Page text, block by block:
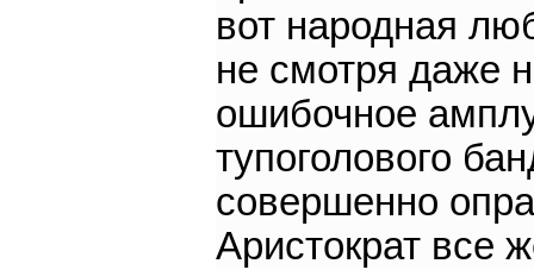
вот народная
не смотря даже
ошибочное
тупоголового
совершенно
Аристократ все